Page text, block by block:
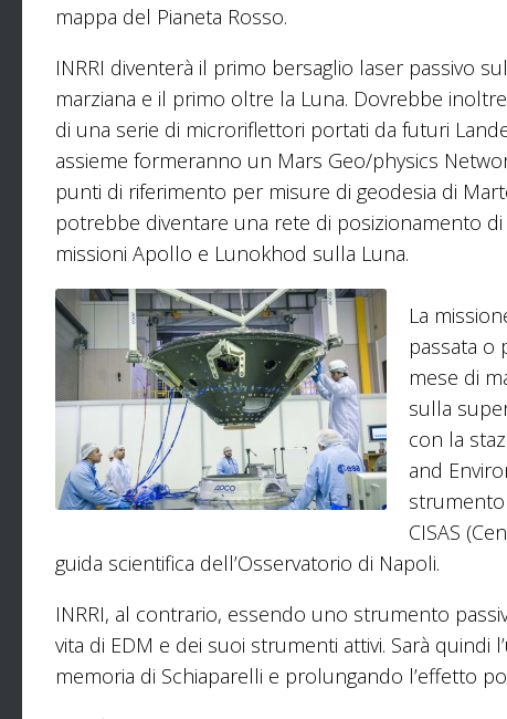
mappa del Pianeta Rosso.
INRRI diventerà il primo bersaglio laser passivo
marziana e il primo oltre la Luna. Dovrebbe
di una serie di microriflettori portati da futuri
assieme formeranno un Mars Geo/physics
punti di riferimento per misure di geodesia di
potrebbe diventare una rete di posizionamento
missioni Apollo e Lunokhod sulla Luna.
La
passata o
mese di
sulla
con la
and
strumento
CISAS
guida scientifica dell’Osservatorio di Napoli.
INRRI, al contrario, essendo uno strumento
vita di EDM e dei suoi strumenti attivi. Sarà
memoria di Schiaparelli e prolungando l’effetto